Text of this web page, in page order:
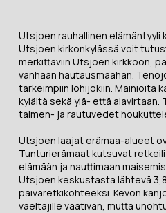
Utsjoen rauhallinen elämäntyyli
Utsjoen kirkonkylässä voit
merkittäviin Utsjoen kirkkoon,
vanhaan hautausmaahan.
tärkeimpiin lohijokiin. Mainioita
kylältä sekä ylä- että alavirtaan.
taimen- ja rautuvedet
Utsjoen laajat erämaa-alueet
Tunturierämaat kutsuvat
elämään ja nauttimaan
Utsjoen keskustasta lähtevä
päiväretkikohteeksi. Kevon
vaeltajille vaativan, mutta